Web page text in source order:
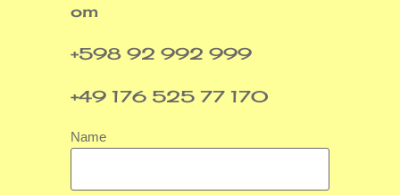
om
+598 92 992 999
+49 176 525 77 170
Name